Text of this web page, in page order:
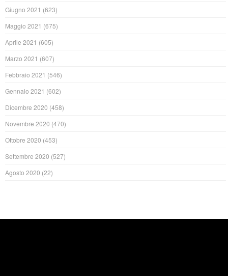
Giugno 2021 (623)
Maggio 2021 (675)
Aprile 2021 (605)
Marzo 2021 (607)
Febbraio 2021 (546)
Gennaio 2021 (602)
Dicembre 2020 (458)
Novembre 2020 (470)
Ottobre 2020 (453)
Settembre 2020 (527)
Agosto 2020 (22)